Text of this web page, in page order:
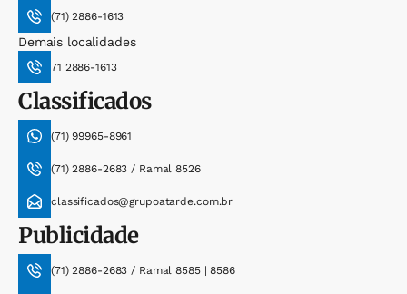
(71) 2886-1613
Demais localidades
71 2886-1613
Classificados
(71) 99965-8961
(71) 2886-2683 / Ramal 8526
classificados@grupoatarde.com.br
Publicidade
(71) 2886-2683 / Ramal 8585 | 8586